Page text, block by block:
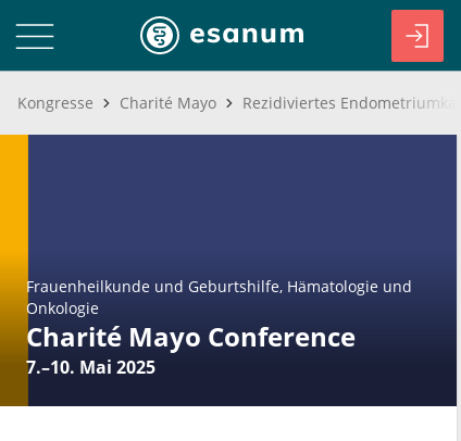
Kongresse Charité Mayo
Frauenheilkunde und Geburtshilfe Hämatologie und
Onkologie
Charité Mayo Conference
7.–10. Mai 2025